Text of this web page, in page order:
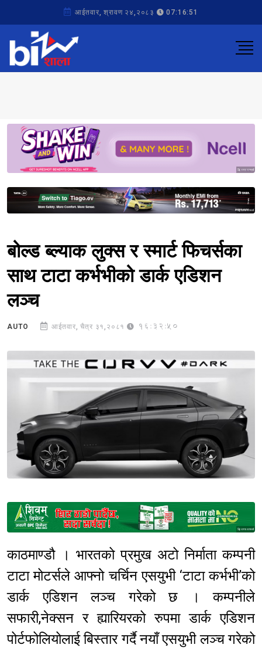
आईतवार, श्रावण २४,२०८३ 07:16:51
Sponsored
Sponsored
बोल्ड ब्ल्याक लुक्स र स्मार्ट फिचर्सका
साथ टाटा कर्भभीको डार्क एडिशन
लञ्च
AUTO आईतवार, चैत्र ३१,२०८१ 16:32:50
Sponsored
काठमाण्डौ । भारतको प्रमुख अटो निर्माता कम्पनी
टाटा मोटर्सले आफ्नो चर्चिन एसयुभी ‘टाटा कर्भभी’को
डार्क एडिशन लञ्च गरेको छ । कम्पनीले
सफारी,नेक्सन र ह्यारियरको रुपमा डार्क एडिशन
पोर्टफोलियोलाई बिस्तार गर्दै नयाँ एसयुभी लञ्च गरेको